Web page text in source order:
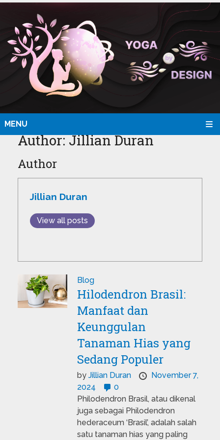
MENU
Author:Jillian Duran
Author
Jillian Duran
View all posts
Blog
Hilodendron Brasil:
Manfaat dan
Keunggulan
Tanaman Hias yang
Sedang Populer
byJillian Duran
November 7,
2024
0
Philodendron Brasil, atau dikenal
juga sebagai Philodendron
hederaceum ‘Brasil’, adalah salah
satu tanaman hias yang paling